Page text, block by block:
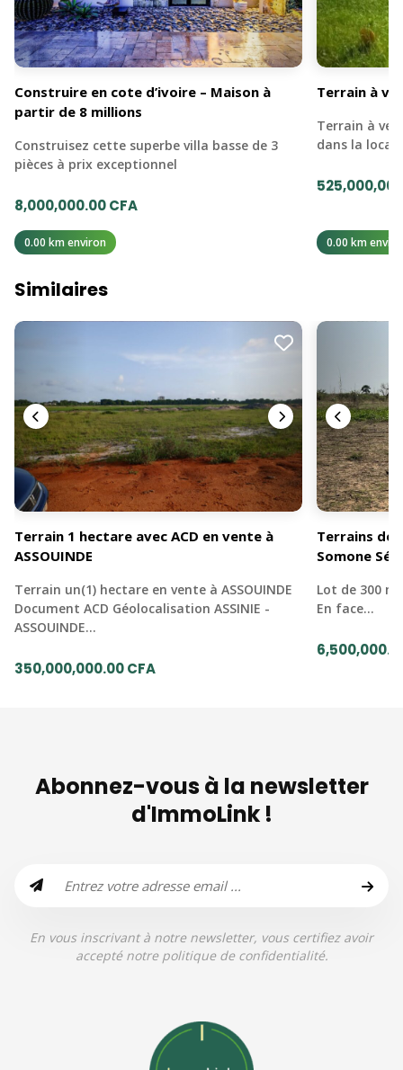
Construire en cote d’ivoire – Maison à
partir de 8 millions
Construisez cette superbe villa basse de 3
pièces à prix exceptionnel
8,000,000.00 CFA
0.00 km environ
Terrain à
Terrain à
dans la
0.00 km
Similaires
Terrain 1 hectare avec ACD en vente à
ASSOUINDE
Terrain un(1) hectare en vente à ASSOUINDE
Document ACD Géolocalisation ASSINIE -
ASSOUINDE…
350,000,000.00 CFA
Terrains de
Somone
Lot de 300
En face…
Abonnez-vous à la newsletter
d'ImmoLink !
En vous inscrivant à notre newsletter, vous certifiez avoir
accepté notre politique de confidentialité.